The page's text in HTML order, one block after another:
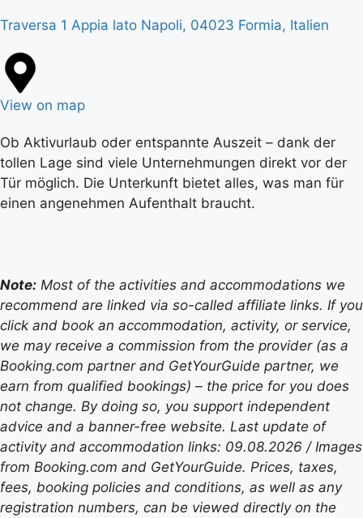
Traversa 1 Appia lato Napoli, 04023 Formia, Italien
View on map
Ob Aktivurlaub oder entspannte Auszeit – dank der
tollen Lage sind viele Unternehmungen direkt vor der
Tür möglich. Die Unterkunft bietet alles, was man für
einen angenehmen Aufenthalt braucht.
Note: Most of the activities and accommodations we
recommend are linked via so-called affiliate links. If you
click and book an accommodation, activity, or service,
we may receive a commission from the provider (as a
Booking.com partner and GetYourGuide partner, we
earn from qualified bookings) – the price for you does
not change. By doing so, you support independent
advice and a banner-free website. Last update of
activity and accommodation links: 09.08.2026 / Images
from Booking.com and GetYourGuide. Prices, taxes,
fees, booking policies and conditions, as well as any
registration numbers, can be viewed directly on the